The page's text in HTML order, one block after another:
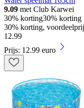
9.09 met Club Karwei
30% korting30% korting
30% korting,
12.99
Prijs: 12.99 euro